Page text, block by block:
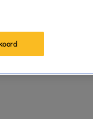
rubriek:
bij de liefde